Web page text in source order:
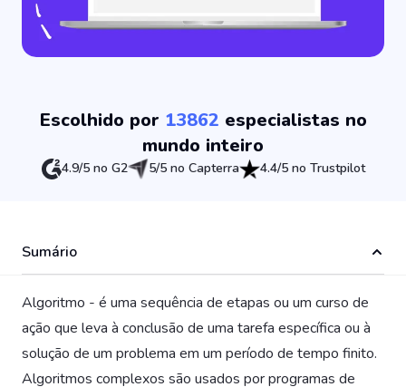
Escolhido por 13862 especialistas no
mundo inteiro
4.9/5 no G2 5/5 no Capterra 4.4/5 no Trustpilot
Sumário
Algoritmo - é uma sequência de etapas ou um curso de
ação que leva à conclusão de uma tarefa específica ou à
solução de um problema em um período de tempo finito.
Algoritmos complexos são usados por programas de